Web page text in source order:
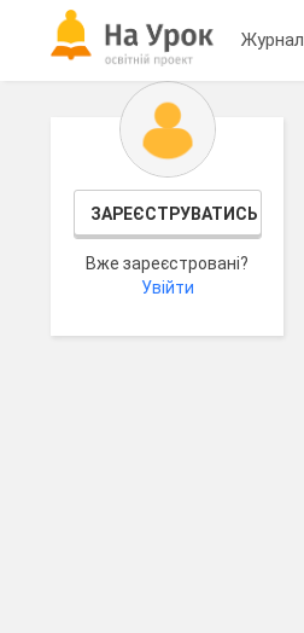
Журнал
ЗАРЕЄСТРУВАТИСЬ
Вже зареєстровані?
Увійти